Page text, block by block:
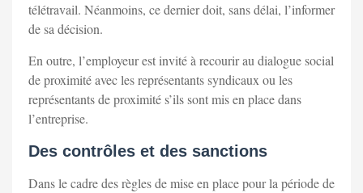
télétravail. Néanmoins, ce dernier doit, sans délai, l’informer
de sa décision.
En outre, l’employeur est invité à recourir au dialogue social
de proximité avec les représentants syndicaux ou les
représentants de proximité s’ils sont mis en place dans
l’entreprise.
Des contrôles et des sanctions
Dans le cadre des règles de mise en place pour la période de